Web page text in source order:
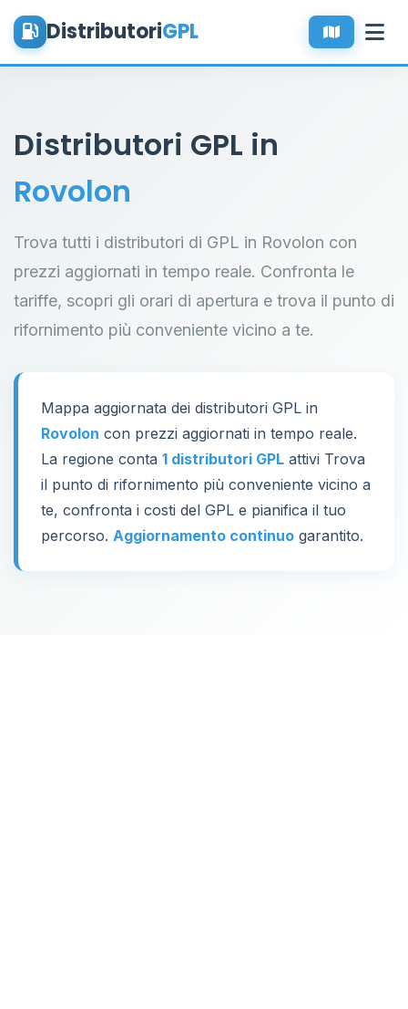
DistributoriGPL
Distributori GPL in
Rovolon
Trova tutti i distributori di GPL in Rovolon con
prezzi aggiornati in tempo reale. Confronta le
tariffe, scopri gli orari di apertura e trova il punto di
rifornimento più conveniente vicino a te.
Mappa aggiornata dei distributori GPL in
Rovolon con prezzi aggiornati in tempo reale.
La regione conta 1 distributori GPL attivi Trova
il punto di rifornimento più conveniente vicino a
te, confronta i costi del GPL e pianifica il tuo
percorso. Aggiornamento continuo garantito.